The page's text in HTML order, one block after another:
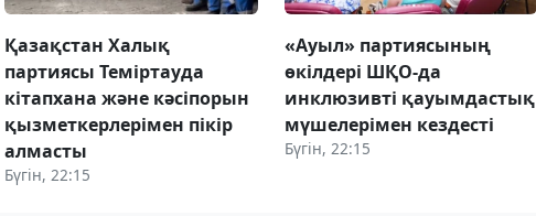
Қазақстан Халық
партиясы Теміртауда
кітапхана және кәсіпорын
қызметкерлерімен пікір
алмасты
Бүгін, 22:15
«Ауыл» партиясының
өкілдері ШҚО-да
инклюзивті қауымдастық
мүшелерімен кездесті
Бүгін, 22:15